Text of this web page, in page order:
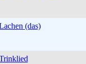
(das)